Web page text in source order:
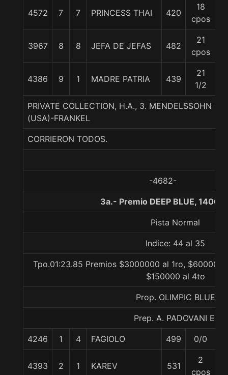
4572 7 7 PRINCESS THAI 420
18
cpos
3967 8 8 JEFA DE JEFAS 482
21
cpos
4386 9 1 MADRE PATRIA 439
21
1/2
PRIVATE COLLECTION, H.A., 3. MENDELSSOHN
(USA)-FRANKEL
CORRIERON TODOS.
-4682-
3a.- Premio DEEP BLUE, 1400
Pista Normal
Indice: 44 al 35
Tpo.01:23.85 Premios $3000000 al 1ro,
$150000 al 4to
Prop. OLIMPIC BLUE
Prep. A. PADOVANI E.
4246 1 4 FAGIOLO 499 0/0
4393 2 1 KAREV 531
2
cpos